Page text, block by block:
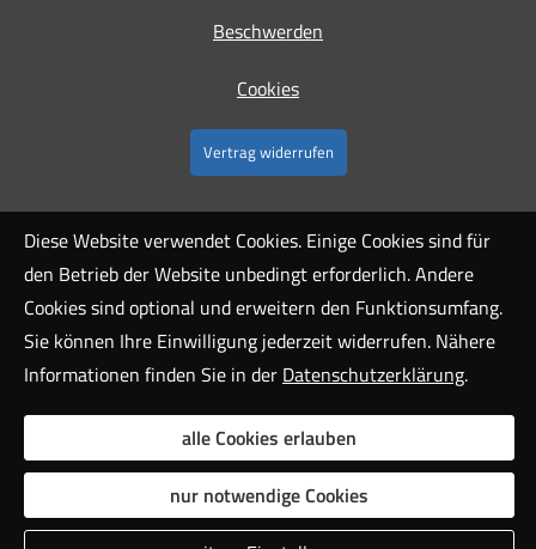
Beschwerden
Cookies
Vertrag widerrufen
Diese Website verwendet Cookies. Einige Cookies sind für
den Betrieb der Website unbedingt erforderlich. Andere
Cookies sind optional und erweitern den Funktionsumfang.
Sie können Ihre Einwilligung jederzeit widerrufen. Nähere
Informationen finden Sie in der Datenschutzerklärung.
alle Cookies erlauben
nur notwendige Cookies